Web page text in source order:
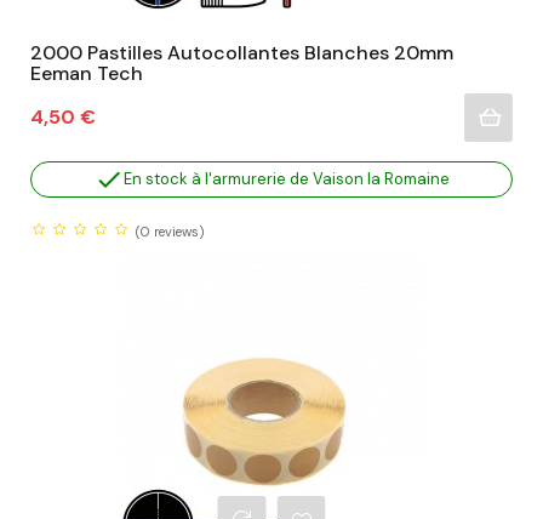
2000 Pastilles Autocollantes Blanches 20mm
Eeman Tech
Prix
4,50 €
En stock à l'armurerie de Vaison la Romaine
(0 reviews)